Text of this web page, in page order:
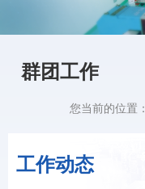
群团工作
工作动态
您当前的位置：